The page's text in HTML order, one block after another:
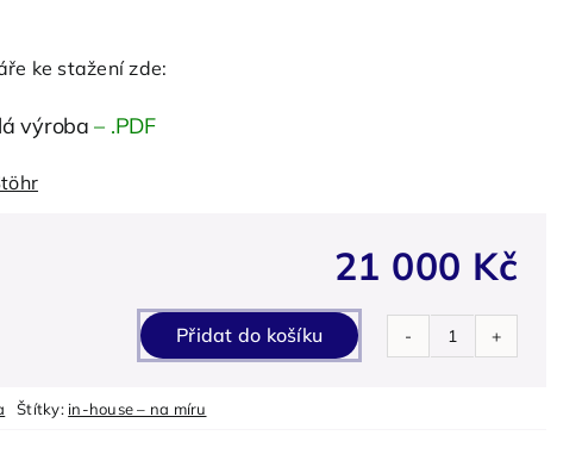
ke stažení zde:
výroba – .PDF
21 000 Kč
TRÉNINK
Přidat do košíku
Štítky: in-house – na míru